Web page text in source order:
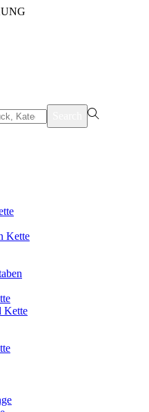
Kette
Kette